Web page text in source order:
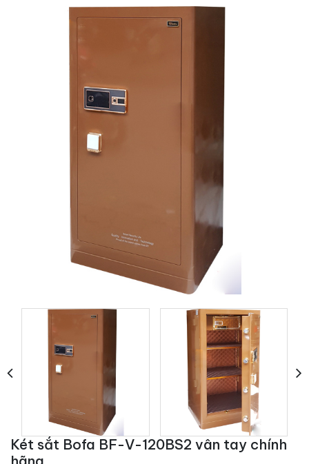
Két sắt Bofa BF-V-120BS2 vân tay chính
hãng